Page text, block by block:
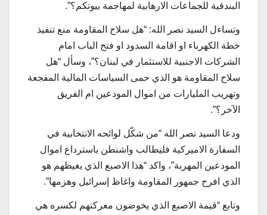
البندقية للجماعات الارهابية لمهاجمة بيوتكم؟”.
وتساءل السيد نصر الله: “هل سلاح المقاومة منع تنفيذ
خطة الكهرباء او اقامة السدود او فتح الباب امام
الشركات الاجنبية للاستثمار في لبنان؟”، وسأل “هل
سلاح المقاومة هو الذي حمى السياسات المالية المفجعة
وتهريب المليارات من اموال المودعين ام الفريق
الآخر؟”.
ودعا السيد نصر الله “من شكّل لوائحه الانتخابية في
السفارة الاميركية فليطالب واشنطن باسترداع اموال
المودعين المهربة”، واكد “هذا الاصبع الذي يغيظهم هو
الذي افرح جمهور المقاومة واغاظ إسرائيل وهزمها”.
وتابع “قيمة الاصبع الذي يخوضون معركتهم لكسره هي